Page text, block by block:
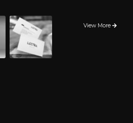
View More